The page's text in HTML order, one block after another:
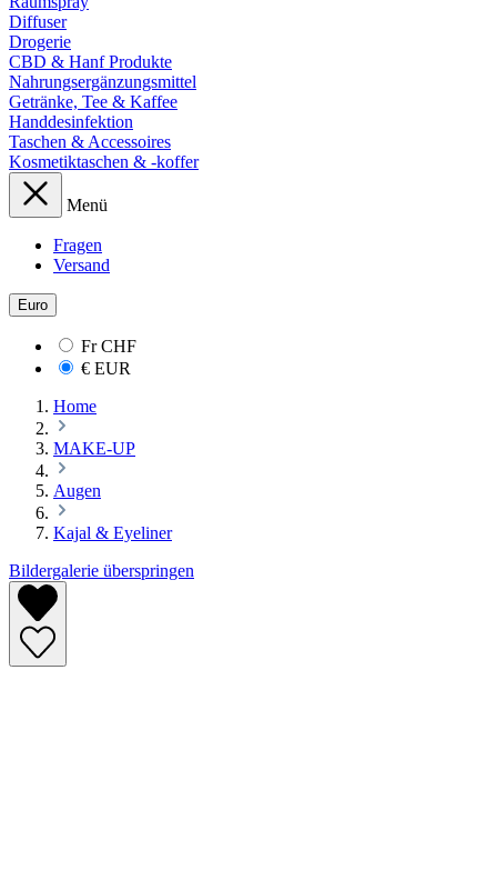
Diffuser
Drogerie
CBD & Hanf Produkte
Nahrungsergänzungsmittel
Getränke, Tee & Kaffee
Handdesinfektion
Taschen & Accessoires
Kosmetiktaschen & -koffer
Menü
Fragen
Versand
Euro
FrCHF
€ EUR
Home
MAKE-UP
Augen
Kajal & Eyeliner
Bildergalerie überspringen